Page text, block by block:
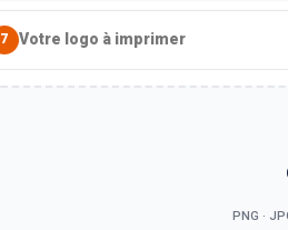
7 Votre logo à imprimer
PNG ·